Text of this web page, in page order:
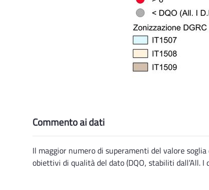
Commento ai dati
Il maggior numero di superamenti del valore
obiettivi di qualità del dato (DQO, stabiliti dall’All.